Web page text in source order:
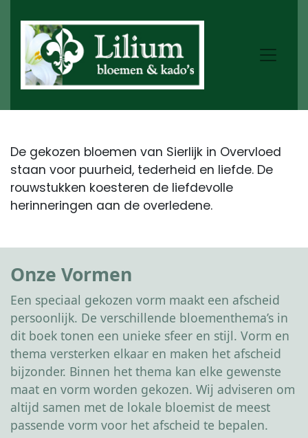
De gekozen bloemen van Sierlijk in Overvloed
staan voor puurheid, tederheid en liefde. De
rouwstukken koesteren de liefdevolle
herinneringen aan de overledene.
Onze Vormen
Een speciaal gekozen vorm maakt een afscheid
persoonlijk. De verschillende bloementhema’s in
dit boek tonen een unieke sfeer en stijl. Vorm en
thema versterken elkaar en maken het afscheid
bijzonder. Binnen het thema kan elke gewenste
maat en vorm worden gekozen. Wij adviseren om
altijd samen met de lokale bloemist de meest
passende vorm voor het afscheid te bepalen.